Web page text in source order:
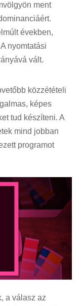
ment
években,
nyomtatási
vált.
közzétételi
képes
tud készíteni. A
mind jobban
programot
a válasz az